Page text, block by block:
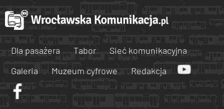
Dla pasażera Tabor
Sieć komunikacyjna
Galeria
Muzeum cyfrowe Redakcja